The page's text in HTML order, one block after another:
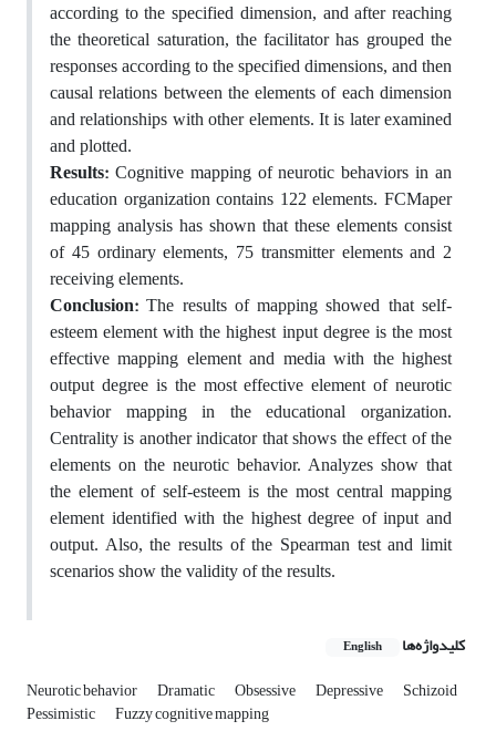
according to the specified dimension, and after reaching
the theoretical saturation, the facilitator has grouped the
responses according to the specified dimensions, and then
causal relations between the elements of each dimension
and relationships with other elements. It is later examined
and plotted.
Results: Cognitive mapping of neurotic behaviors in an
education organization contains 122 elements. FCMaper
mapping analysis has shown that these elements consist
of 45 ordinary elements, 75 transmitter elements and 2
receiving elements.
Conclusion: The results of mapping showed that self-
esteem element with the highest input degree is the most
effective mapping element and media with the highest
output degree is the most effective element of neurotic
behavior mapping in the educational organization.
Centrality is another indicator that shows the effect of the
elements on the neurotic behavior. Analyzes show that
the element of self-esteem is the most central mapping
element identified with the highest degree of input and
output. Also, the results of the Spearman test and limit
scenarios show the validity of the results.
کلیدواژه‌ها English
Neurotic behavior Dramatic Obsessive Depressive Schizoid
Pessimistic Fuzzy cognitive mapping